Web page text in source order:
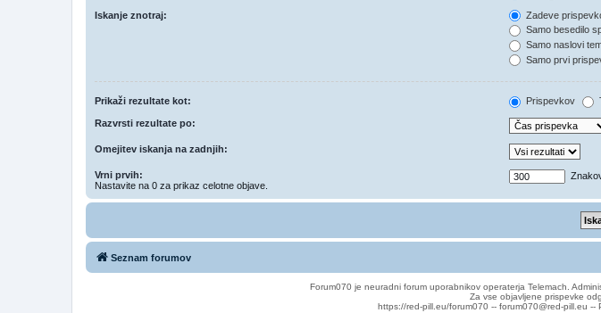
Iskanje znotraj:
Zadeve
Samo besedilo
Samo naslovi
Samo prvi
Prikaži rezultate kot: Prispevkov
Razvrsti rezultate po:
Omejitev iskanja na zadnjih:
Vrni prvih:
Nastavite na 0 za prikaz celotne objave.
Seznam forumov
Forum070 je neuradni forum uporabnikov operaterja Telemach.
Za vse objavljene prispevke
https://red-pill.eu/forum070 -- forum070@red-pill.eu